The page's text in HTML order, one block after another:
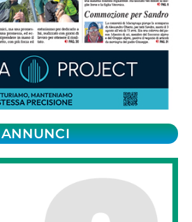
ANNUNCI